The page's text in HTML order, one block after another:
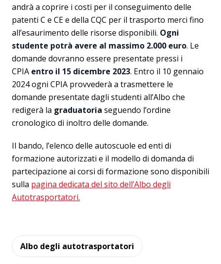
andrà a coprire i costi per il conseguimento delle
patenti C e CE e della CQC per il trasporto merci fino
all’esaurimento delle risorse disponibili. Ogni
studente potrà avere al massimo 2.000 euro. Le
domande dovranno essere presentate pressi i
CPIA entro il 15 dicembre 2023. Entro il 10 gennaio
2024 ogni CPIA provvederà a trasmettere le
domande presentate dagli studenti all’Albo che
redigerà la graduatoria seguendo l’ordine
cronologico di inoltro delle domande.
Il bando, l’elenco delle autoscuole ed enti di
formazione autorizzati e il modello di domanda di
partecipazione ai corsi di formazione sono disponibili
sulla pagina dedicata del sito dell’Albo degli
Autotrasportatori.
Albo degli autotrasportatori